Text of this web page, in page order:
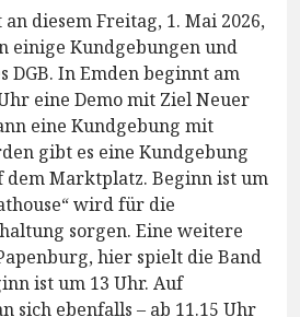
diesem Freitag, 1. Mai 2026,
einige Kundgebungen und
DGB. In Emden beginnt am
eine Demo mit Ziel Neuer
eine Kundgebung mit
gibt es eine Kundgebung
dem Marktplatz. Beginn ist um
wird für die
sorgen. Eine weitere
hier spielt die Band
ist um 13 Uhr. Auf
sich ebenfalls – ab 11.15 Uhr